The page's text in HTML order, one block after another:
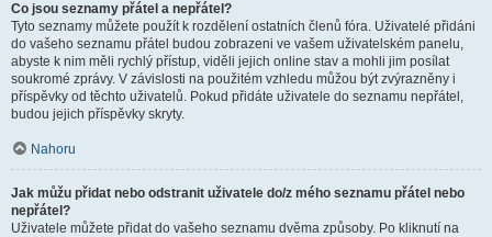
Co jsou seznamy přátel a nepřátel?
Tyto seznamy můžete použít k rozdělení ostatních členů fóra. Uživatelé přidáni
do vašeho seznamu přátel budou zobrazeni ve vašem uživatelském panelu,
abyste k nim měli rychlý přístup, viděli jejich online stav a mohli jim posílat
soukromé zprávy. V závislosti na použitém vzhledu můžou být zvýrazněny i
příspěvky od těchto uživatelů. Pokud přidáte uživatele do seznamu nepřátel,
budou jejich příspěvky skryty.
Nahoru
Jak můžu přidat nebo odstranit uživatele do/z mého seznamu přátel nebo
nepřátel?
Uživatele můžete přidat do vašeho seznamu dvěma způsoby. Po kliknutí na